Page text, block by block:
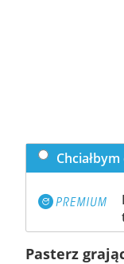
Pasterz